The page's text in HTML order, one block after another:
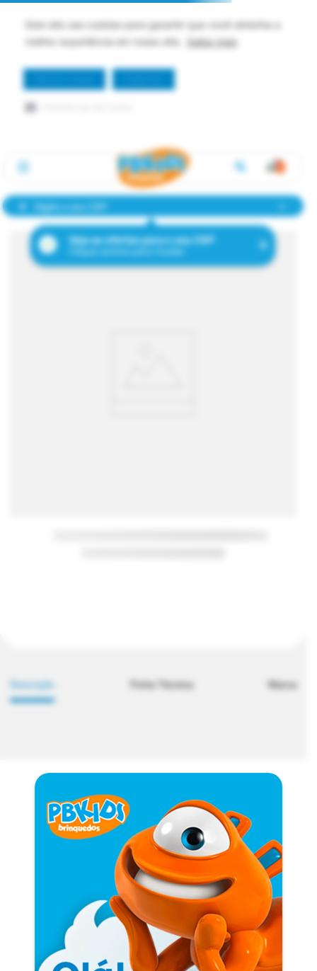
Este site usa cookies para garantir que você obtenha a
melhor experiência em nosso site.
Saiba mais
Digite o seu CEP
Veja as ofertas para o seu CEP
Descrição Ficha Técnica Marca